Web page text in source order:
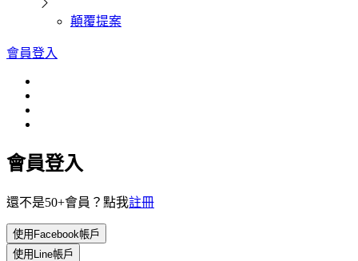
顛覆提案
會員登入
會員登入
還不是50+會員？點我註冊
使用Facebook帳戶
使用Line帳戶